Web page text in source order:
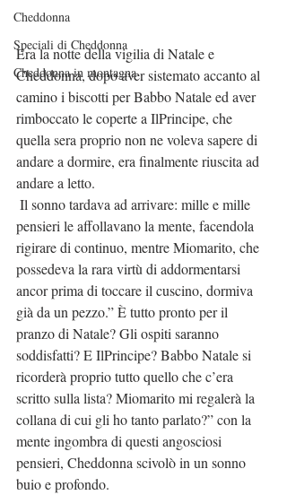
Cheddonna
Speciali di Cheddonna
Cheddonna in montagna
maturità2018
Era la notte della vigilia di Natale e
Cheddonna, dopo aver sistemato accanto al
camino i biscotti per Babbo Natale ed aver
rimboccato le coperte a IlPrincipe, che
quella sera proprio non ne voleva sapere di
andare a dormire, era finalmente riuscita ad
andare a letto.
pensieri le affollavano la mente, facendola
rigirare di continuo, mentre Miomarito, che
possedeva la rara virtù di addormentarsi
ancor prima di toccare il cuscino, dormiva
già da un pezzo.” È tutto pronto per il
pranzo di Natale? Gli ospiti saranno
soddisfatti? E IlPrincipe? Babbo Natale si
ricorderà proprio tutto quello che c’era
scritto sulla lista? Miomarito mi regalerà la
collana di cui gli ho tanto parlato?” con la
mente ingombra di questi angosciosi
pensieri, Cheddonna scivolò in un sonno
buio e profondo.